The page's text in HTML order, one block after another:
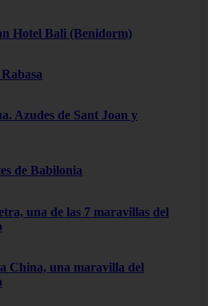
Hotel Bali (Benidorm)
Azudes de Sant Joan y
de Babilonia
una de las 7 maravillas del
China, una maravilla del